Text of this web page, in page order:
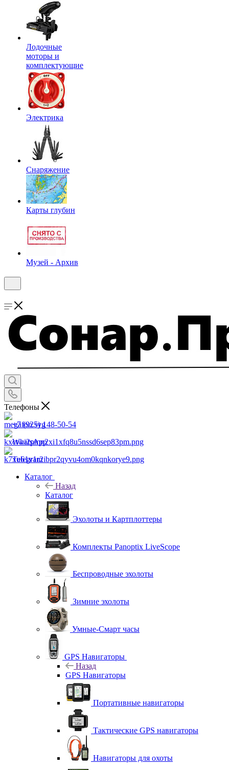
Лодочные
моторы и
комплектующие
Электрика
Снаряжение
Карты глубин
Музей - Архив
Телефоны
+7 (925) 148-50-54
WhatsApp
Telegram
Каталог
Назад
Каталог
Эхолоты и Картплоттеры
Комплекты Panoptix LiveScope
Беспроводные эхолоты
Зимние эхолоты
Умные-Смарт часы
GPS Навигаторы
Назад
GPS Навигаторы
Портативные навигаторы
Тактические GPS навигаторы
Навигаторы для охоты